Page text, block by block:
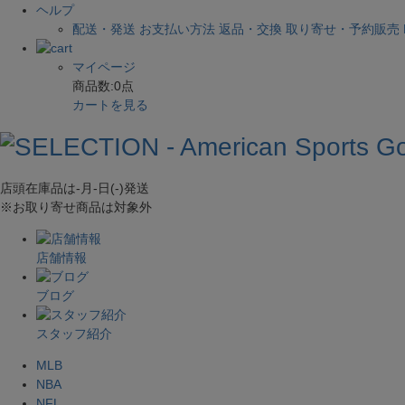
ヘルプ
配送・発送 お支払い方法 返品・交換 取り寄せ・予約販売
マイページ
商品数:0点
カートを見る
店頭在庫品は-月-日(-)発送
※お取り寄せ商品は対象外
店舗情報
ブログ
スタッフ紹介
MLB
NBA